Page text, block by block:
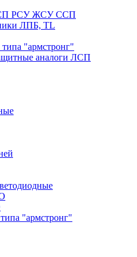
РСУ ЖСУ ССП
ЛПБ, TL
"армстронг"
аналоги ЛСП
"армстронг"